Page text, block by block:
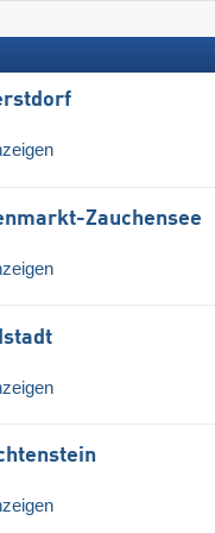
Zauchensee